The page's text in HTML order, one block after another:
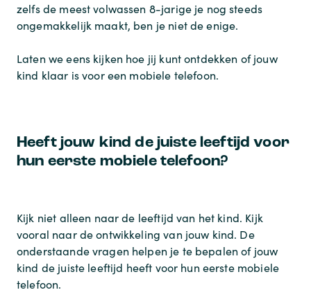
zelfs de meest volwassen 8-jarige je nog steeds
ongemakkelijk maakt, ben je niet de enige.
Laten we eens kijken hoe jij kunt ontdekken of jouw
kind klaar is voor een mobiele telefoon.
Heeft jouw kind de juiste leeftijd voor
hun eerste mobiele telefoon?
Kijk niet alleen naar de leeftijd van het kind. Kijk
vooral naar de ontwikkeling van jouw kind. De
onderstaande vragen helpen je te bepalen of jouw
kind de juiste leeftijd heeft voor hun eerste mobiele
telefoon.